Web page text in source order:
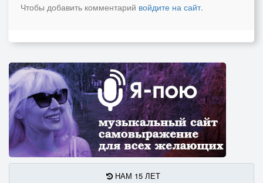
Чтобы добавить комментарий войдите на сайт.
НАМ 15 ЛЕТ